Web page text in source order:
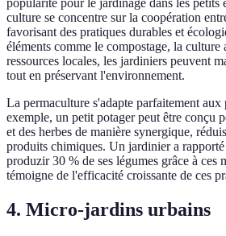
popularité pour le jardinage dans les petits
culture se concentre sur la coopération
favorisant des pratiques durables et
éléments comme le compostage, la culture
ressources locales, les jardiniers peuvent
tout en préservant l'environnement.
La permaculture s'adapte parfaitement aux
exemple, un petit potager peut être conçu
et des herbes de manière synergique,
produits chimiques. Un jardinier a
produzir 30 % de ses légumes grâce à ces
témoigne de l'efficacité croissante de ces
4. Micro-jardins urbains